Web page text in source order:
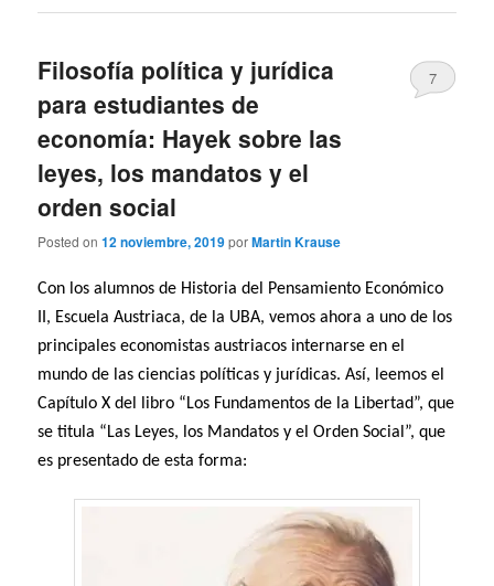
Filosofía política y jurídica
para estudiantes de
economía: Hayek sobre las
leyes, los mandatos y el
orden social
Posted on12 noviembre, 2019porMartin Krause
7
Con los alumnos de Historia del Pensamiento Económico
II, Escuela Austriaca, de la UBA, vemos ahora a uno de los
principales economistas austriacos internarse en el
mundo de las ciencias políticas y jurídicas. Así, leemos el
Capítulo X del libro “Los Fundamentos de la Libertad”, que
se titula “Las Leyes, los Mandatos y el Orden Social”, que
es presentado de esta forma: